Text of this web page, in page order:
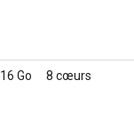
16 Go 8 cœurs